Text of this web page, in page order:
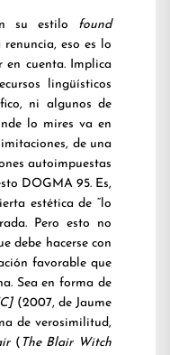
su estilo found
eso es lo
en cuenta. Implica
lingüísticos
ni algunos de
lo mires va en
de una
autoimpuestas
DOGMA 95. Es,
estética de “lo
Pero esto no
debe hacerse con
favorable que
Sea en forma de
(2007, de Jaume
de verosimilitud,
( The Blair Witch